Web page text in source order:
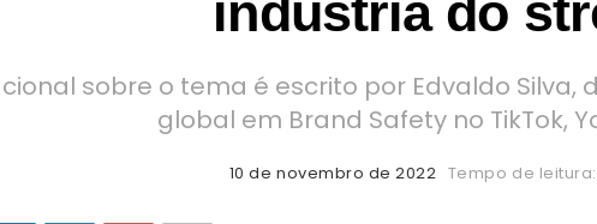
indústria do
sobre o tema é escrito por Edvaldo Silva,
global em Brand Safety no TikTok,
10 de novembro de 2022 Tempo de